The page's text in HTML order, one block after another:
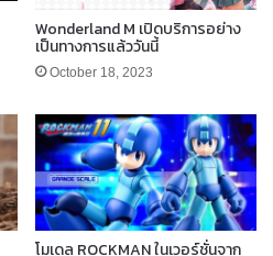
Wonderland M เปิดบริการอย่าง
เป็นทางการแล้ววันนี้
October 18, 2023
โมเดล ROCKMAN ในเวอร์ชั่นจาก